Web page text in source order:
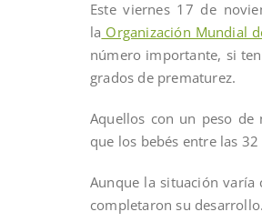
Este viernes 17 de
la Organización Mundial
número importante, si
grados de prematurez.
Aquellos con un peso
que los bebés entre las
Aunque la situación varía
completaron su